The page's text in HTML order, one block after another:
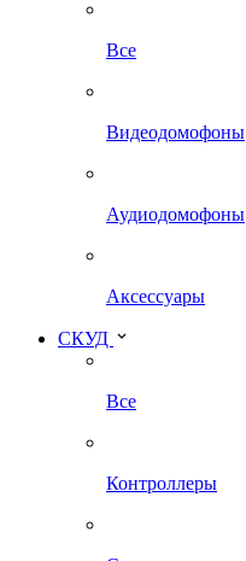
Все
Видеодомофоны
Аудиодомофоны
Аксессуары
СКУД
Все
Контроллеры